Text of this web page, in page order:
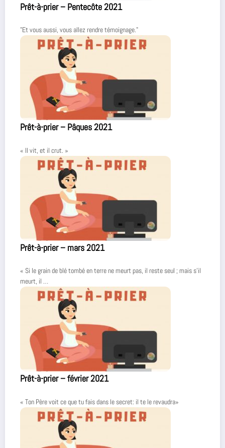
Prêt-à-prier – Pentecôte 2021
"Et vous aussi, vous allez rendre témoignage."
Prêt-à-prier – Pâques 2021
« Il vit, et il crut. »
Prêt-à-prier – mars 2021
« Si le grain de blé tombé en terre ne meurt pas, il reste seul ; mais s’il
meurt, il …
Prêt-à-prier – février 2021
« Ton Père voit ce que tu fais dans le secret: il te le revaudra»